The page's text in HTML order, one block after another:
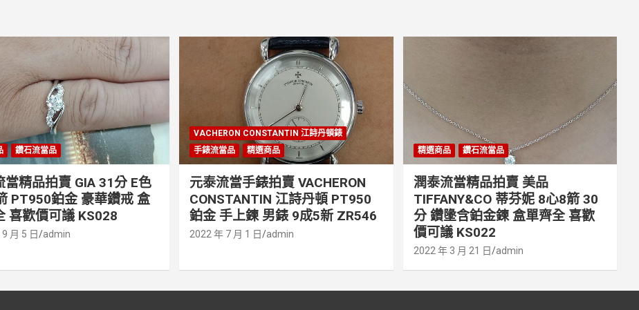
鑽石流當品
當精品拍賣 GIA 31分 E色
PT950鉑金 豪華鑽戒 盒
喜歡價可議 KS028
月 5 日 admin
VACHERON CONSTANTIN 江詩丹頓錶
手錶流當品
精選商品
元泰流當手錶拍賣 VACHERON
CONSTANTIN 江詩丹頓 PT950
鉑金 手上鍊 男錶 9成5新 ZR546
2022 年 7 月 1 日 admin
精選商品 鑽石流當品
潤泰流當精品拍賣 美品
TIFFANY&CO 蒂芬妮 8心8箭 30
分 鑽墬含鉑金鍊 盒單齊全 喜歡
價可議 KS022
2022 年 3 月 21 日 admin